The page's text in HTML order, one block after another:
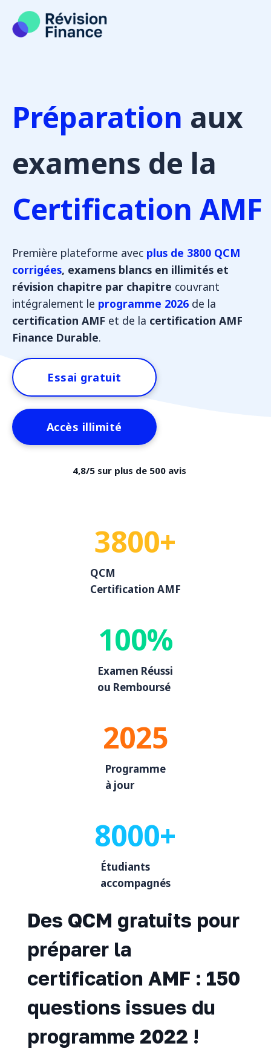
contenu
Préparation aux
examens de la
Certification AMF
Première plateforme avec plus de 3800 QCM
corrigées, examens blancs en illimités et
révision chapitre par chapitre couvrant
intégralement le programme 2026 de la
certification AMF et de la certification AMF
Finance Durable.
Essai gratuit
Accès illimité
4,8/5 sur plus de 500 avis
3800+
QCM
Certification AMF
100%
Examen Réussi
ou Remboursé
2025
Programme
à jour
8000+
Étudiants
accompagnés
Des QCM gratuits pour
préparer la
certification AMF : 150
questions issues du
programme 2022 !